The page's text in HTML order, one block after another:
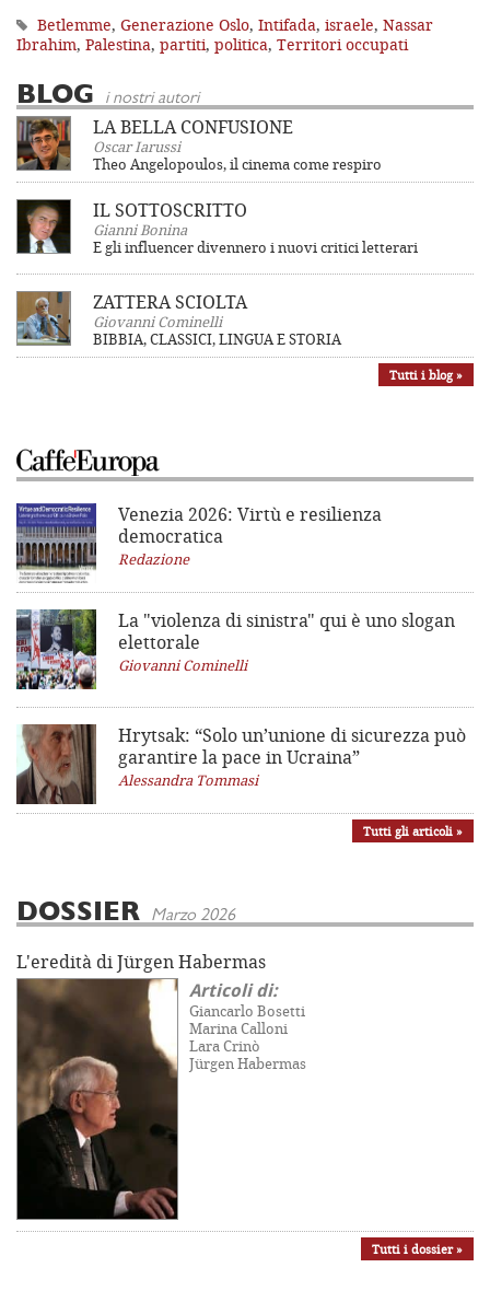
Betlemme, Generazione Oslo, Intifada, israele, Nassar
Ibrahim, Palestina, partiti, politica, Territori occupati
BLOG i nostri autori
LA BELLA CONFUSIONE
Oscar Iarussi
Theo Angelopoulos, il cinema come respiro
IL SOTTOSCRITTO
Gianni Bonina
E gli influencer divennero i nuovi critici letterari
ZATTERA SCIOLTA
Giovanni Cominelli
BIBBIA, CLASSICI, LINGUA E STORIA
Tutti i blog »
Venezia 2026: Virtù e resilienza
democratica
Redazione
La "violenza di sinistra" qui è uno slogan
elettorale
Giovanni Cominelli
Hrytsak: “Solo un’unione di sicurezza può
garantire la pace in Ucraina”
Alessandra Tommasi
Tutti gli articoli »
DOSSIER Marzo 2026
L'eredità di Jürgen Habermas
Articoli di:
Giancarlo Bosetti
Marina Calloni
Lara Crinò
Jürgen Habermas
Tutti i dossier »